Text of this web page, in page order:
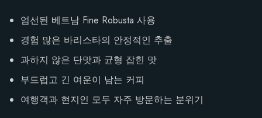
엄선된 베트남 Fine Robusta 사용
경험 많은 바리스타의 안정적인 추출
과하지 않은 단맛과 균형 잡힌 맛
부드럽고 긴 여운이 남는 커피
여행객과 현지인 모두 자주 방문하는 분위기